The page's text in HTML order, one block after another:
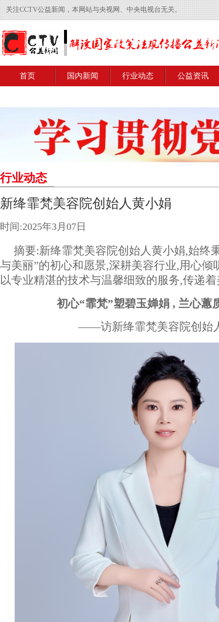
关注CCTV公益新闻，本网站与央视网、中央电视台无关。
首页 国内新闻 行业动态 公益资讯
行业动态
新绛霏梵美容院创始人黄小娟
时间:2025年3月07日
摘要:新绛霏梵美容院创始人黄小娟,始终
与美丽”的初心和愿景,深耕美容行业,用心倾
以专业精湛的技术与温馨细致的服务,传递
初心“霏梵”塑碧玉婵娟 , 兰心蕙
——访新绛霏梵美容院创始